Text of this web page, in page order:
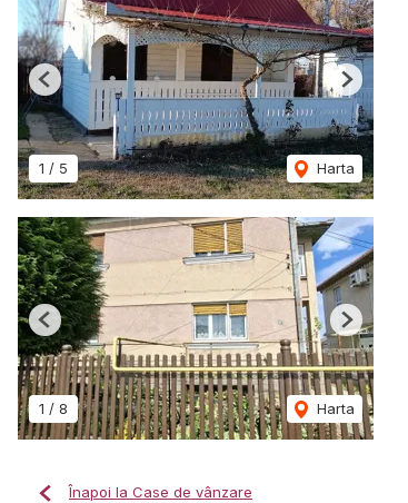
1 / 5 Harta
Previous Next
1 / 8 Harta
Previous Next
Înapoi la Case de vânzare